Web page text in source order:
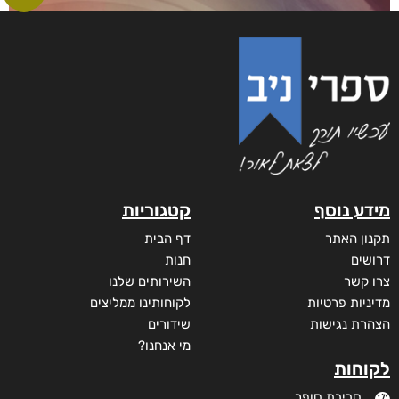
מידע נוסף
תקנון האתר
דרושים
צרו קשר
מדיניות פרטיות
הצהרת נגישות
לקוחות
קטגוריות
דף הבית
חנות
השירותים שלנו
לקוחותינו ממליצים
שידורים
מי אנחנו?